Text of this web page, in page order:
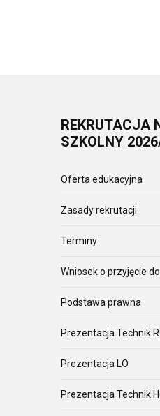
REKRUTACJA
SZKOLNY
Oferta edukacyjna
Zasady rekrutacji
Terminy
Wniosek o przyjęcie
Podstawa prawna
Prezentacja Technik
Prezentacja LO
Prezentacja Technik